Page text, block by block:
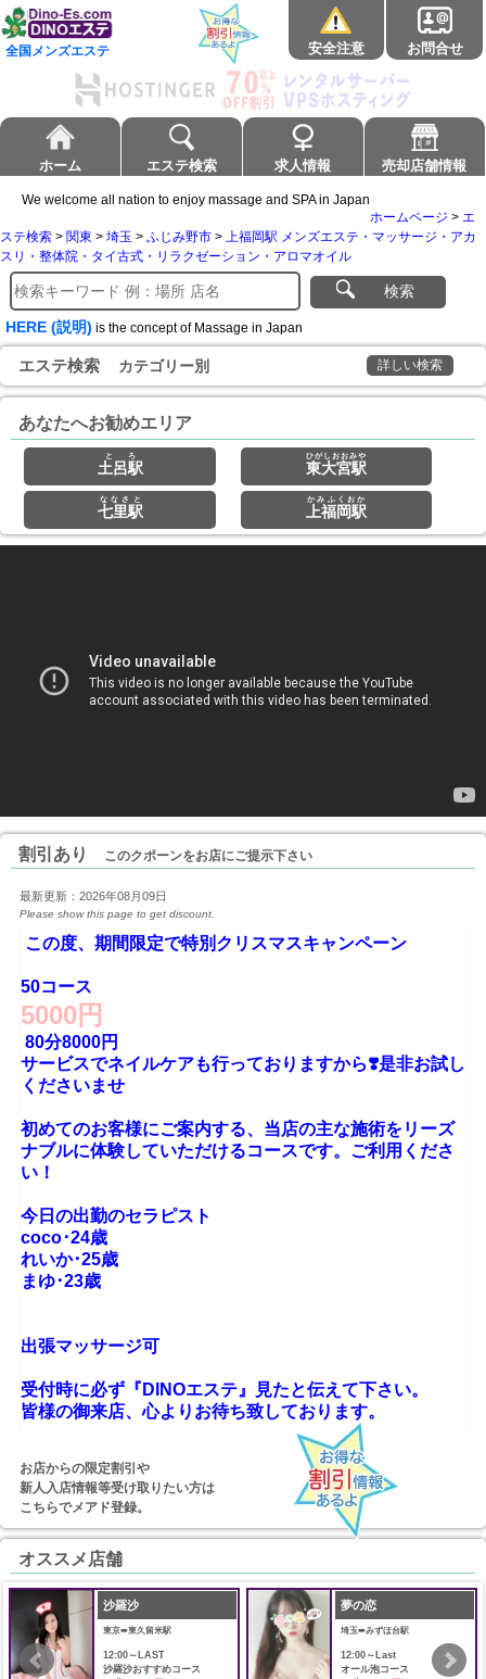
全国メンズエステ 安全注意 お問合せ
ホーム エステ検索 求人情報 売却店舗情報
We welcome all nation to enjoy massage and SPA in Japan
ホームページ > エ
ステ検索 > 関東 > 埼玉 > ふじみ野市 > 上福岡駅 メンズエステ・マッサージ・アカ
スリ・整体院・タイ古式・リラクゼーション・アロマオイル
検索
HERE (説明) is the concept of Massage in Japan
エステ検索 カテゴリー別 詳しい検索
あなたへお勧めエリア
土呂駅
とろ
東大宮駅
ひがしおおみや
七里駅
ななさと
上福岡駅
かみふくおか
割引あり このクポーンをお店にご提示下さい
最新更新：2026年08月09日
Please show this page to get discount.
この度、期間限定で特別クリスマスキャンペーン
50コース
5000円
サービスでネイルケアも行っておりますから❣️是非お試し
くださいませ
初めてのお客様にご案内する、当店の主な施術をリーズ
ナブルに体験していただけるコースです。ご利用くださ
い！
今日の出勤のセラピスト
coco･24歳
れいか･25歳
まゆ･23歳
出張マッサージ可
受付時に必ず『DINOエステ』見たと伝えて下さい。
お店からの限定割引や
新人入店情報等受け取りたい方は
こちらでメアド登録。
オススメ店舗
沙羅沙
東京➠東久留米駅
12:00～LAST
沙羅沙おすすめコース
夢の恋
埼玉➠みずほ台駅
12:00～Last
オール泡コース